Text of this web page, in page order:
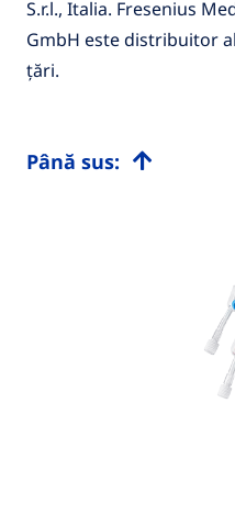
S.r.l., Italia. Fresenius
GmbH este distribuitor
țări.
Până sus: